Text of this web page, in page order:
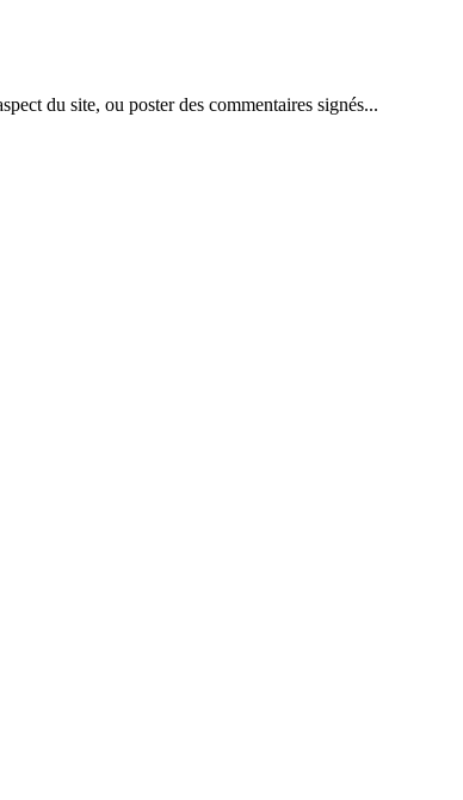
du site, ou poster des commentaires signés...